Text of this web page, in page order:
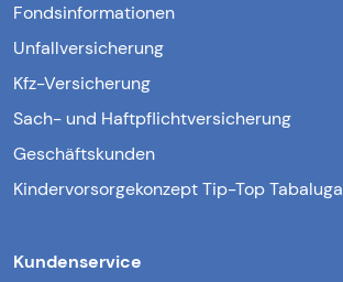
Fondsinformationen
Unfallversicherung
Kfz-Versicherung
Sach- und Haftpflichtversicherung
Geschäftskunden
Kindervorsorgekonzept Tip-Top Tabaluga
Kundenservice